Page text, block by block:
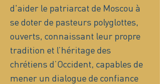
d'aider le patriarcat de Moscou à
se doter de pasteurs polyglottes,
ouverts, connaissant leur propre
tradition et l’héritage des
chrétiens d’Occident, capables de
mener un dialogue de confiance